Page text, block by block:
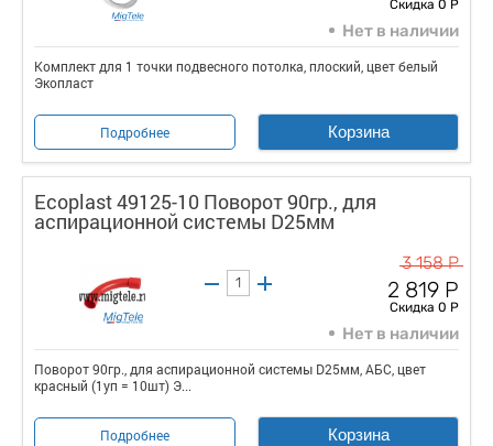
Скидка 0 Р
Нет в наличии
Комплект для 1 точки подвесного потолка, плоский, цвет белый
Экопласт
Подробнее Корзина
Ecoplast 49125-10 Поворот 90гр., для
аспирационной системы D25мм
3 158 Р
2 819 Р
Скидка 0 Р
Нет в наличии
Поворот 90гр., для аспирационной системы D25мм, АБС, цвет
красный (1уп = 10шт) Э...
Подробнее Корзина